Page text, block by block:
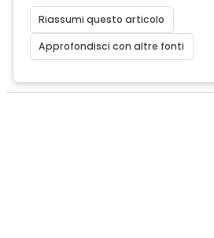
Riassumi questo articolo
Approfondisci con altre fonti